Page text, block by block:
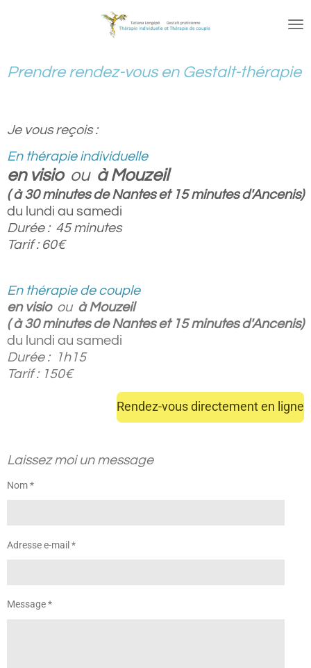
Prendre rendez-vous en Gestalt-thérapie
Je vous reçois :
En thérapie individuelle
en visio ou à Mouzeil
( à 30 minutes de Nantes et 15 minutes d'Ancenis)
du lundi au samedi
Durée : 45 minutes
Tarif : 60€
En thérapie de couple
en visio ou à Mouzeil
( à 30 minutes de Nantes et 15 minutes d'Ancenis)
du lundi au samedi
Durée : 1h15
Tarif : 150€
Rendez-vous directement en ligne
Laissez moi un message
Nom *
Adresse e-mail *
Message *